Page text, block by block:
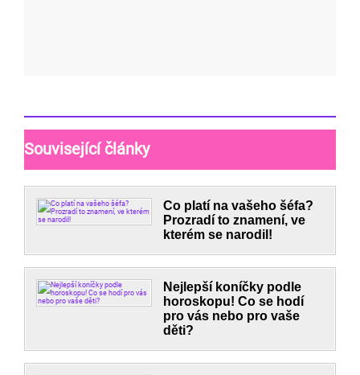
Související články
Co platí na vašeho šéfa?
Prozradí to znamení, ve
kterém se narodil!
Nejlepší koníčky podle
horoskopu! Co se hodí
pro vás nebo pro vaše
děti?